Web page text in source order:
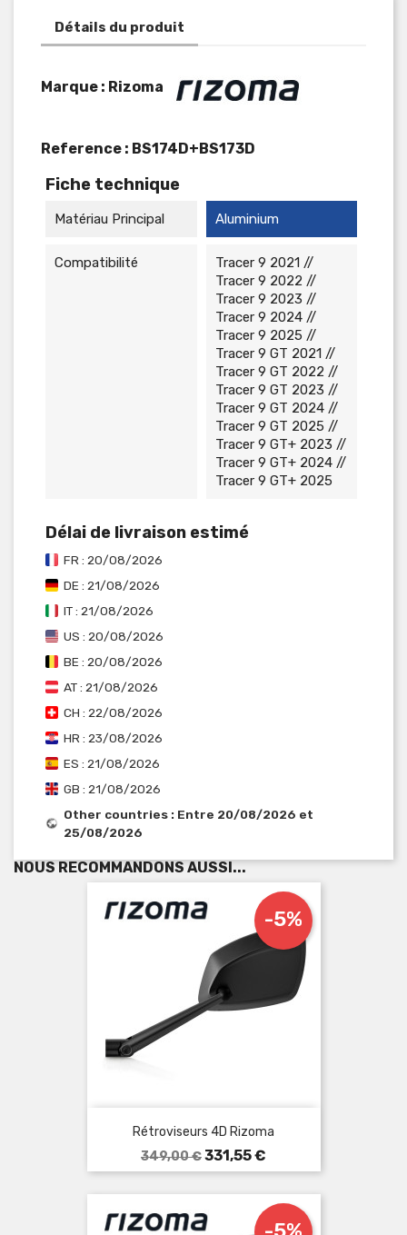
Détails du produit
Marque : Rizoma
Reference : BS174D+BS173D
Fiche technique
Matériau Principal Aluminium
Compatibilité
Tracer 9 2021 //
Tracer 9 2022 //
Tracer 9 2023 //
Tracer 9 2024 //
Tracer 9 2025 //
Tracer 9 GT 2021 //
Tracer 9 GT 2022 //
Tracer 9 GT 2023 //
Tracer 9 GT 2024 //
Tracer 9 GT 2025 //
Tracer 9 GT+ 2023 //
Tracer 9 GT+ 2024 //
Tracer 9 GT+ 2025
Délai de livraison estimé
FR : 20/08/2026
DE : 21/08/2026
IT : 21/08/2026
US : 20/08/2026
BE : 20/08/2026
AT : 21/08/2026
CH : 22/08/2026
HR : 23/08/2026
ES : 21/08/2026
GB : 21/08/2026
Other countries : Entre 20/08/2026 et
25/08/2026
NOUS RECOMMANDONS AUSSI...
Rétroviseurs 4D Rizoma
Prix
de
base
349,00 €
-5%
Prix
331,55 €